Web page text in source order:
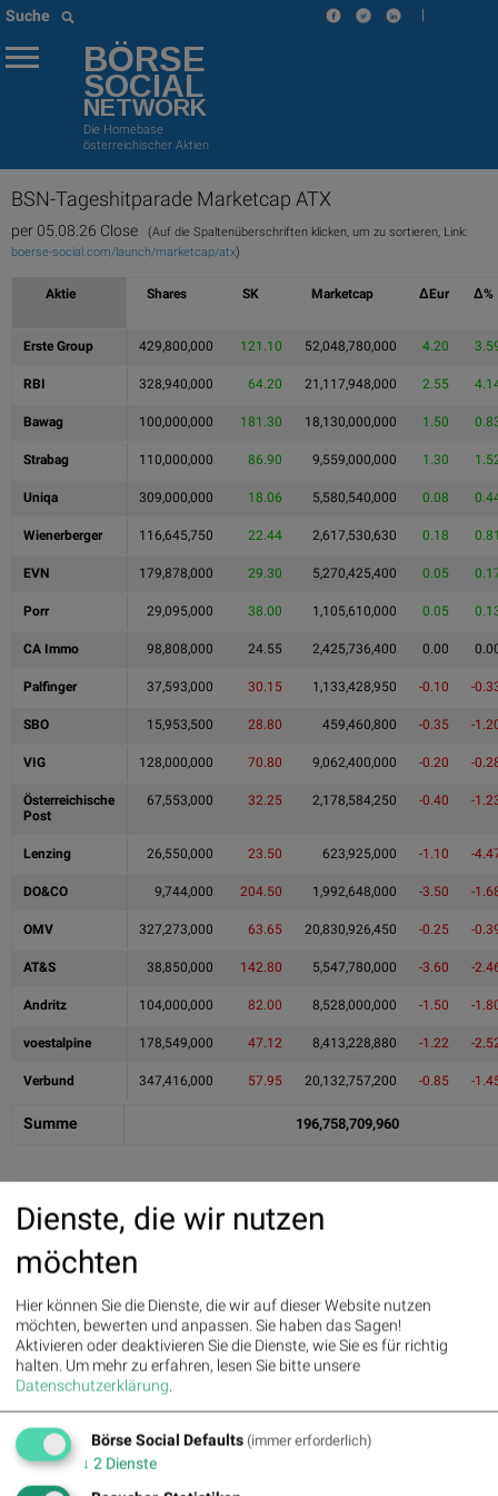
Suche |
BÖRSE
SOCIAL
NETWORK
Die Homebase
österreichischer Aktien
BSN-Tageshitparade Marketcap ATX
per 05.08.26 Close
(Auf die Spaltenüberschriften klicken, um zu sortieren, Link:
boerse-social.com/launch/marketcap/atx)
Aktie Shares SK Marketcap ΔEur Δ%
Erste Group 429,800,000 121.10 52,048,780,000 4.20
RBI 328,940,000 64.20 21,117,948,000 2.55
Bawag 100,000,000 181.30 18,130,000,000 1.50
Strabag 110,000,000 86.90 9,559,000,000 1.30
Uniqa 309,000,000 18.06 5,580,540,000 0.08
Wienerberger 116,645,750 22.44 2,617,530,630 0.18
EVN 179,878,000 29.30 5,270,425,400 0.05
Porr 29,095,000 38.00 1,105,610,000 0.05
CA Immo 98,808,000 24.55 2,425,736,400 0.00
Palfinger 37,593,000 30.15 1,133,428,950 -0.10 -
SBO 15,953,500 28.80 459,460,800 -0.35 -
VIG 128,000,000 70.80 9,062,400,000 -0.20 -
Österreichische
Post
67,553,000 32.25 2,178,584,250 -0.40 -
Lenzing 26,550,000 23.50 623,925,000 -1.10 -
DO&CO 9,744,000 204.50 1,992,648,000 -3.50 -
OMV 327,273,000 63.65 20,830,926,450 -0.25 -
AT&S 38,850,000 142.80 5,547,780,000 -3.60 -
Andritz 104,000,000 82.00 8,528,000,000 -1.50 -
voestalpine 178,549,000 47.12 8,413,228,880 -1.22 -
Verbund 347,416,000 57.95 20,132,757,200 -0.85 -
Summe 196,758,709,960
Goldpartner
Infrastrukturpartner
ATX-Whispers
Dienste, die wir nutzen
möchten
Hier können Sie die Dienste, die wir auf dieser Website nutzen
möchten, bewerten und anpassen. Sie haben das Sagen!
Aktivieren oder deaktivieren Sie die Dienste, wie Sie es für richtig
halten. Um mehr zu erfahren, lesen Sie bitte unsere
Datenschutzerklärung.
Börse Social Defaults (immer erforderlich)
↓ 2 Dienste